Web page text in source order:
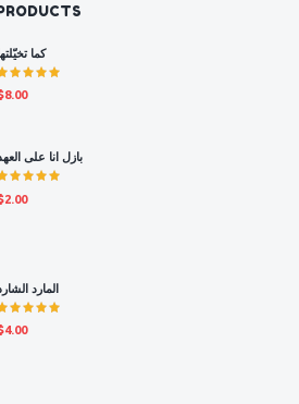
كما
out
8.00
بازل انا على
out
2.00
المارد
Rated
out
4.00